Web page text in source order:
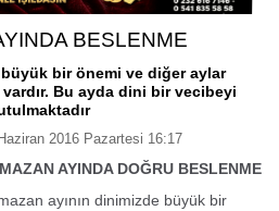
BESLENME
büyük bir önemi ve diğer aylar
Bu ayda dini bir vecibeyi
2016 Pazartesi 16:17
AYINDA DOĞRU BESLENME
ayının dinimizde büyük bir